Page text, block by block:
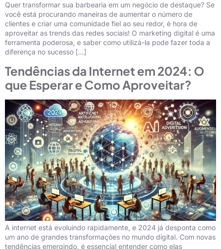
Quer transformar sua barbearia em um negócio de destaque? Se
você está procurando maneiras de aumentar o número de
clientes e criar uma comunidade fiel ao seu redor, é hora de
aproveitar as trends das redes sociais! O marketing digital é uma
ferramenta poderosa, e saber como utilizá-la pode fazer toda a
diferença no sucesso […]
Tendências da Internet em 2024: O
que Esperar e Como Aproveitar?
A internet está evoluindo rapidamente, e 2024 já desponta como
um ano de grandes transformações no mundo digital. Com novas
tendências emergindo, é essencial entender como elas